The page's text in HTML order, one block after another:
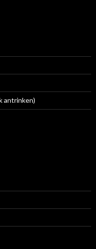
antrinken)